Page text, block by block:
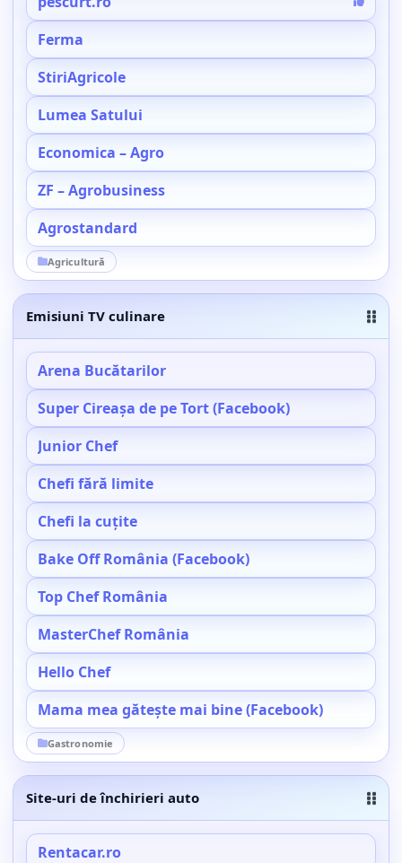
Ferma
StiriAgricole
Lumea Satului
Economica – Agro
ZF – Agrobusiness
Agrostandard
Agricultură
Emisiuni TV culinare
Arena Bucătarilor
Super Cireașa de pe Tort (Facebook)
Junior Chef
Chefi fără limite
Chefi la cuțite
Bake Off România (Facebook)
Top Chef România
MasterChef România
Hello Chef
Mama mea gătește mai bine (Facebook)
Gastronomie
Site-uri de închirieri auto
Rentacar.ro